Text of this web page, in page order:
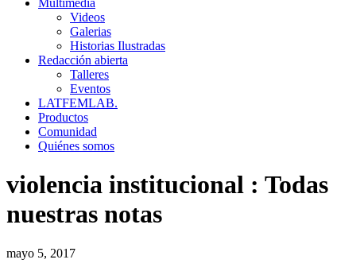
Multimedia
Videos
Galerias
Historias Ilustradas
Redacción abierta
Talleres
Eventos
LATFEMLAB.
Productos
Comunidad
Quiénes somos
violencia institucional : Todas
nuestras notas
mayo 5, 2017